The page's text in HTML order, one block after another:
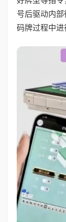
号后驱动内部
码牌过程中进